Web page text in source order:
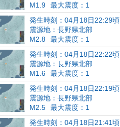
M1.9
最大震度：1
発生時刻：04月18日22:29頃
震源地：長野県北部
M2.8
最大震度：1
発生時刻：04月18日22:22頃
震源地：長野県北部
M1.6
最大震度：1
発生時刻：04月18日22:19頃
震源地：長野県北部
M2.5
最大震度：1
発生時刻：04月18日21:41頃